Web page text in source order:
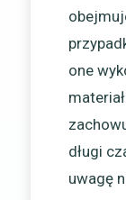
one
długi
uwagę